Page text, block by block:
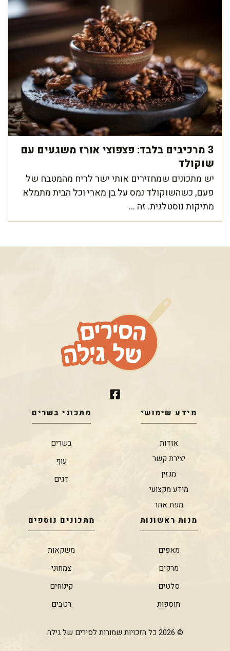
3 מרכיבים בלבד: פצפוצי אורז משגעים עם
שוקולד
יש מתכונים שמחזירים אותי ישר לריח מהמטבח של
פעם, כשהשוקולד נמס על בן מארי וכל הבית מתמלא
מתיקות נוסטלגית. זה ...
מידע שימושי
אודות
יצירת קשר
מגזין
מידע מקצועי
מפת אתר
מתכוני בשרים
בשרים
עוף
דגים
מנות ראשונות
מאפים
מרקים
סלטים
תוספות
מתכונים נוספים
משקאות
צמחוני
קינוחים
רטבים
© 2026 כל הזכויות שמורות לסירים של גילה